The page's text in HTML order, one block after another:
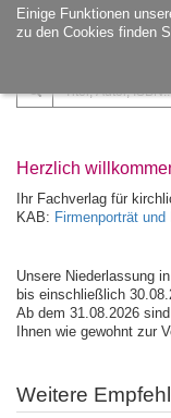
Einige Funktionen
zu den Cookies finden
Herzlich
Ihr Fachverlag für
KAB: Firmenporträt und
Unsere Niederlassung
bis einschließlich
Ab dem 31.08.2026
Ihnen wie gewohnt zur
Weitere